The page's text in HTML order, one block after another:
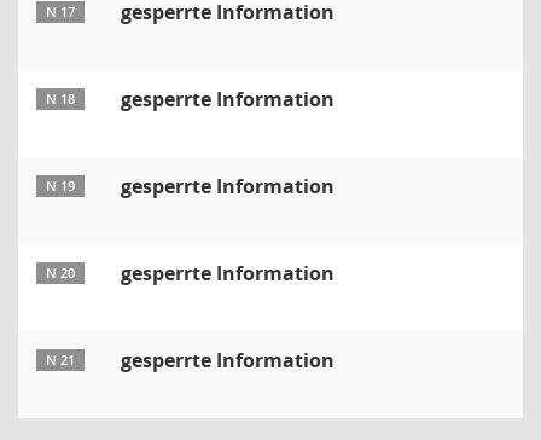
N 17 gesperrte Information
N 18 gesperrte Information
N 19 gesperrte Information
N 20 gesperrte Information
N 21 gesperrte Information